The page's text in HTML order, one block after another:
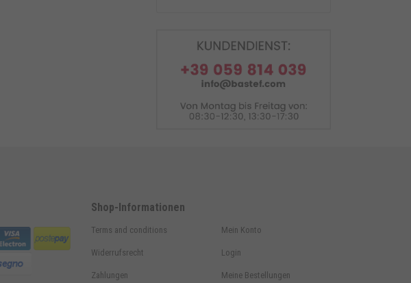
Shop-Informationen
Terms and conditions
Widerrufsrecht
Zahlungen
Mein Konto
Login
Meine Bestellungen